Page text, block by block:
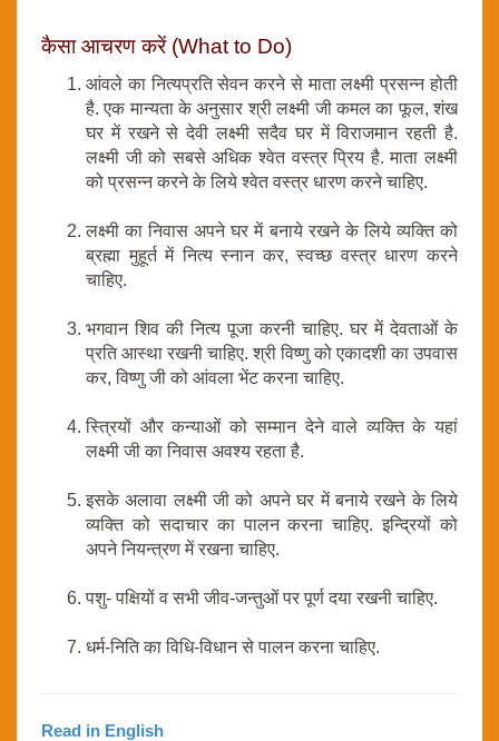
कैसा आचरण करें (What to Do)
आंवले का नित्यप्रति सेवन करने से माता लक्ष्मी प्रसन्न होती
है. एक मान्यता के अनुसार श्री लक्ष्मी जी कमल का फूल, शंख
घर में रखने से देवी लक्ष्मी सदैव घर में विराजमान रहती है.
लक्ष्मी जी को सबसे अधिक श्वेत वस्त्र प्रिय है. माता लक्ष्मी
को प्रसन्न करने के लिये श्वेत वस्त्र धारण करने चाहिए.
लक्ष्मी का निवास अपने घर में बनाये रखने के लिये व्यक्ति को
ब्रह्मा मुहूर्त में नित्य स्नान कर, स्वच्छ वस्त्र धारण करने
चाहिए.
भगवान शिव की नित्य पूजा करनी चाहिए. घर में देवताओं के
प्रति आस्था रखनी चाहिए. श्री विष्णु को एकादशी का उपवास
कर, विष्णु जी को आंवला भेंट करना चाहिए.
स्त्रियों और कन्याओं को सम्मान देने वाले व्यक्ति के यहां
लक्ष्मी जी का निवास अवश्य रहता है.
इसके अलावा लक्ष्मी जी को अपने घर में बनाये रखने के लिये
व्यक्ति को सदाचार का पालन करना चाहिए. इन्द्रियों को
अपने नियन्त्रण में रखना चाहिए.
पशु- पक्षियों व सभी जीव-जन्तुओं पर पूर्ण दया रखनी चाहिए.
धर्म-निति का विधि-विधान से पालन करना चाहिए.
Read in English